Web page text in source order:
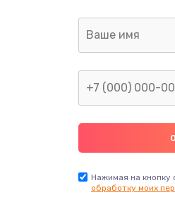
Нажимая на кнопку
обработку моих